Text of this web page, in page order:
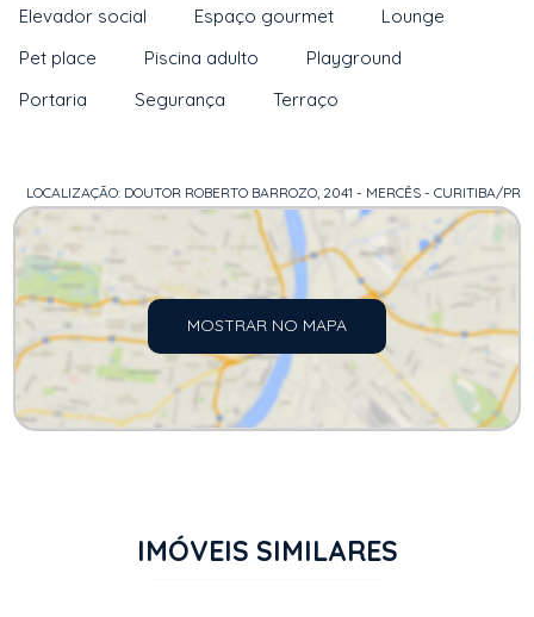
Elevador social
Espaço gourmet
Lounge
Pet place
Piscina adulto
Playground
Portaria
Segurança Terraço
LOCALIZAÇÃO: DOUTOR ROBERTO BARROZO, 2041 - MERCÊS - CURITIBA/PR
MOSTRAR NO MAPA
IMÓVEIS SIMILARES